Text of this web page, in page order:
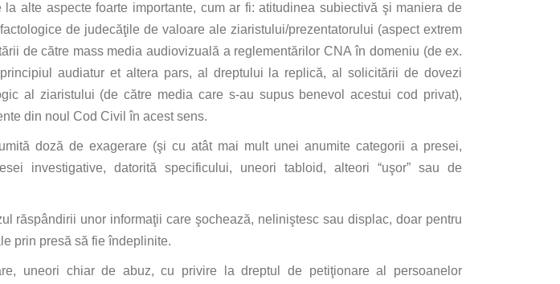
la alte aspecte foarte importante, cum ar fi: atitudineasubiectivă şi maniera de
de judecăţile de valoare ale ziaristului/prezentatorului (aspect extrem
decătre mass mediaaudiovizuală a reglementărilor CNAîn domeniu (de ex.
audiatur et altera pars, al dreptului la replică,al solicitării de dovezi
al ziaristului (decătre media care s-au supus benevol acestui cod privat),
din noul Cod Civil în acest sens.
doză de exagerare (şi cu atât mai multunei anumite categorii a presei,
investigative, datorită specificului, uneori tabloid, alteori “uşor” sau de
răspândirii unor informaţii care şochează, neliniştesc sau displac, doar pentru
prin presă să fie îndeplinite.
uneori chiar de abuz, cu privire la dreptul de petiţionare al
persoanelor